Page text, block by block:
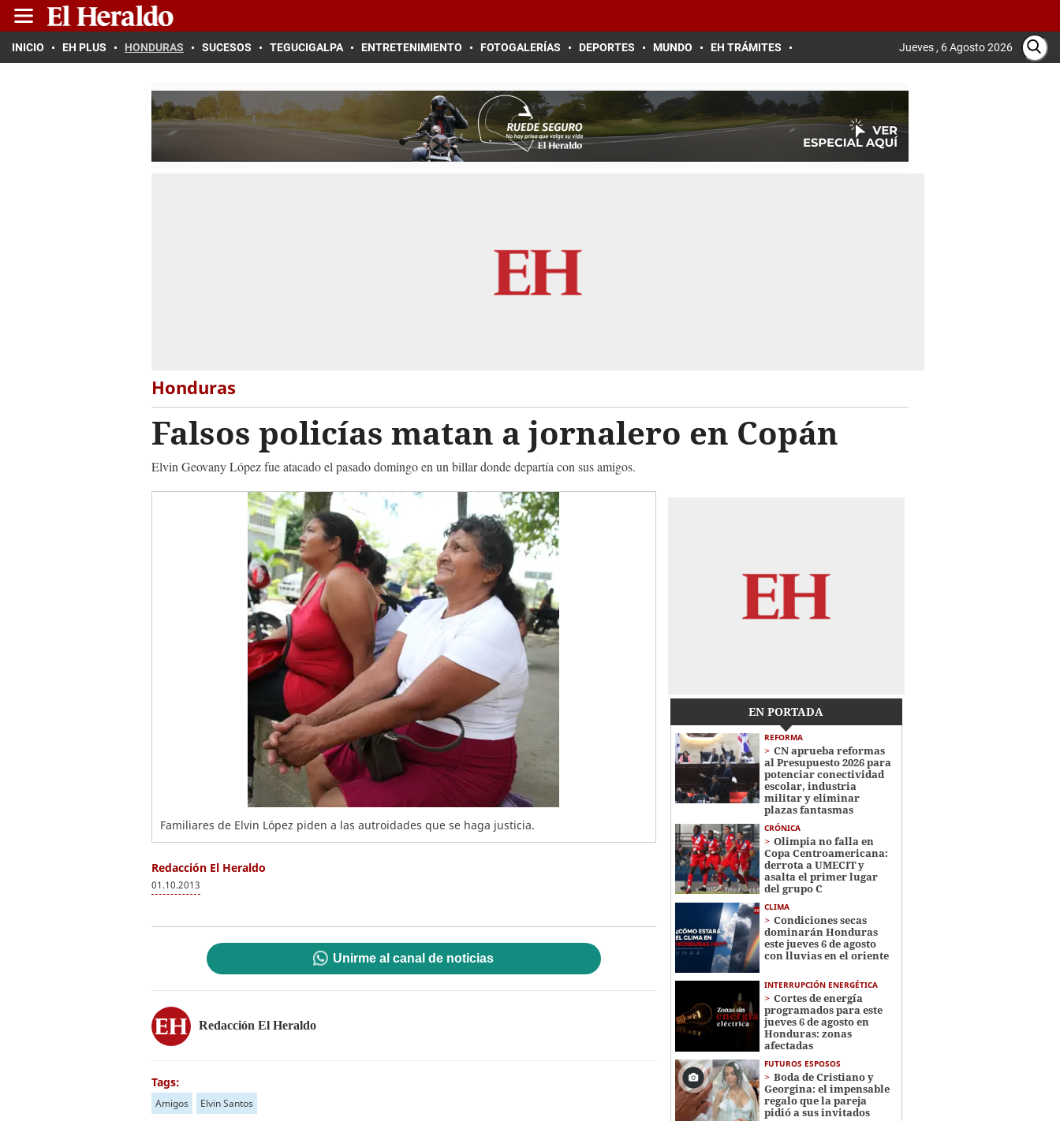
INICIO EH PLUS HONDURAS SUCESOS TEGUCIGALPA ENTRETENIMIENTO FOTOGALERÍAS DEPORTES MUNDO EH TRÁMITES Jueves , 6 Agosto 2026
Honduras
Falsos policías matan a jornalero en Copán
Elvin Geovany López fue atacado el pasado domingo en un billar donde departía con sus amigos.
Familiares de Elvin López piden a las autroidades que se haga justicia.
Redacción El Heraldo
01.10.2013
Unirme al canal de noticias
Redacción El Heraldo
Tags:
Amigos Elvin Santos
EN PORTADA
REFORMA
CN aprueba reformas
al Presupuesto 2026 para
potenciar conectividad
escolar, industria
militar y eliminar
plazas fantasmas
CRÓNICA
Olimpia no falla en
Copa Centroamericana:
derrota a UMECIT y
asalta el primer lugar
del grupo C
CLIMA
Condiciones secas
dominarán Honduras
este jueves 6 de agosto
con lluvias en el oriente
INTERRUPCIÓN ENERGÉTICA
Cortes de energía
programados para este
jueves 6 de agosto en
Honduras: zonas
afectadas
FUTUROS ESPOSOS
Boda de Cristiano y
Georgina: el impensable
regalo que la pareja
pidió a sus invitados